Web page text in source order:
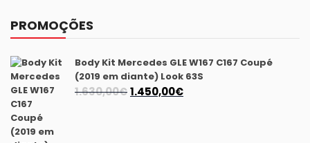
PROMOÇÕES
Body Kit Mercedes GLE W167 C167 Coupé
(2019 em diante) Look 63S
1.630,00€O
1.450,00€O